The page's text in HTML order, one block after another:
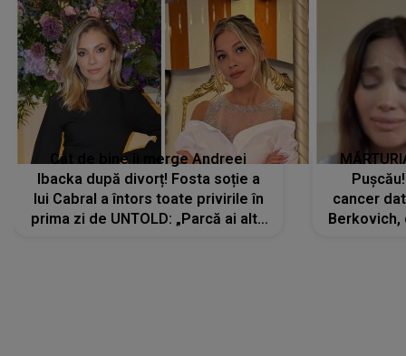
Cât de bine îi merge Andreei
Ibacka după divorț! Fosta soție a
lui Cabral a întors toate privirile în
prima zi de UNTOLD: „Parcă ai altă
cancer
Berkovich,